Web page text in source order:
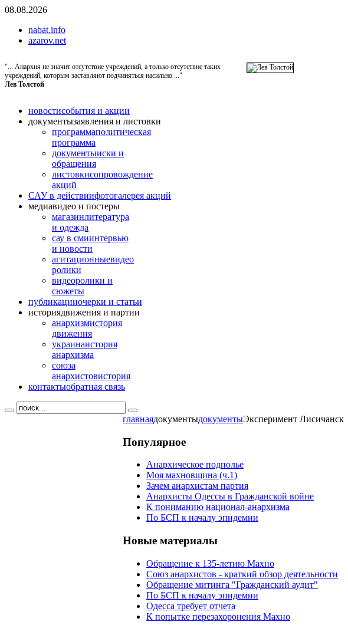
08.08.2026
nabat.info
azarov.net
"... Анархия не значит отсутствие учреждений, а только отсутствие таких
учреждений, которым заставляют подчиняться насильно ..."
Лев Толстой
новостисобытия и акции
документызаявления и листовки
программаполитическая
программа
документыиски и
обращения
листовкисопровождение
акций
САУ в действиифотогалерея акций
медиавидео и постеры
магазинлитература
и одежда
сау в смиинтервью
и новости
агитационныевидео
ролики
видеоролики и
сюжеты
публикацииочерки и статьи
историядвижения и партии
анархизмистория
движения
украинаистория
анархизма
союза
анархистовистория
контактыобратная связь
главнаядокументыдокументыЭксперимент Лисичанск
Популярное
Анархическое подполье
Моя махновщина (ч.1)
Зачем анархистам партия
Анархисты Одессы в Гражданской войне
К пониманию национал-анархизма
По БСП к началу эпидемии
Новые материалы
Обращение к 135-летию Махно
Союз анархистов - краткий обзор деятельности
Обращение митинга "Гражданский аудит"
По БСП к началу эпидемии
Одесса требует отчета
К попытке перезахоронения Махно